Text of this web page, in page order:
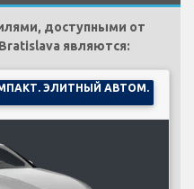
доступными от
являются:
ЭЛИТНЫЙ АВТОМ.